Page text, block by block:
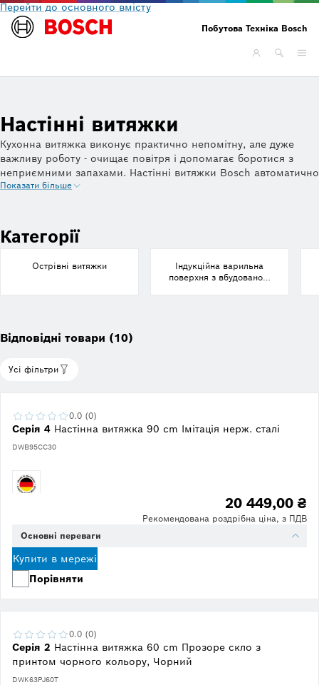
Перейти до основного вмісту
Побутова Техніка Bosch
Настінні витяжки
Кухонна витяжка виконує практично непомітну, але дуже
важливу роботу - очищає повітря і допомагає боротися з
неприємними запахами. Настінні витяжки Bosch автоматично
підбирають необхідну потужність очищення і при цьому
готування. Витяжки з монтажем на стіну зручні тим, що їх
легко встановити незалежно від конструкції кухонних меблів.
інтер'єр.
Показати більше
Категорії
Острівні витяжки
Індукційна варильна
поверхня з вбудованою
Відповідні товари (10)
Усі фільтри
Серія 4 Настінна витяжка 90 cm Імітація нерж. сталі
DWB95CC30
0.0 (0)
20 449,00 ₴
Рекомендована роздрібна ціна, з ПДВ
Основні переваги
Купити в мережі
Порівняти
Серія 2 Настінна витяжка 60 cm Прозоре скло з
принтом чорного кольору, Чорний
DWK63PJ60T
0.0 (0)